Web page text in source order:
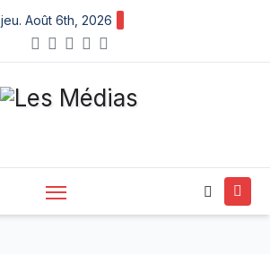
jeu. Août 6th, 2026